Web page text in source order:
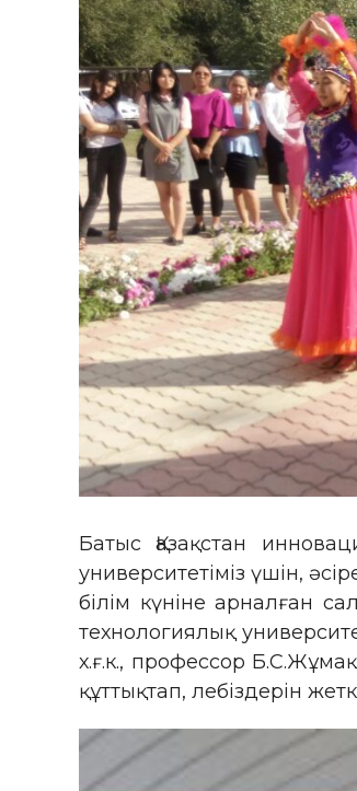
Батыс Қазақстан
университетіміз үшін,
білім күніне арналған
технологиялық
х.ғ.к., профессор
құттықтап, лебіздерін